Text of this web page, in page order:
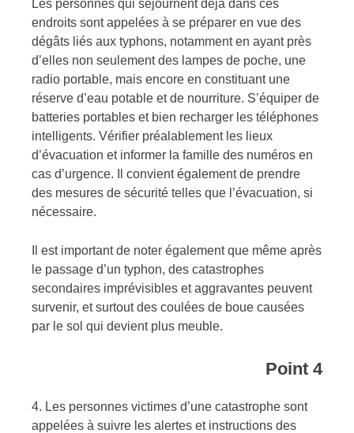
Les personnes qui séjournent déjà dans ces
endroits sont appelées à se préparer en vue des
dégâts liés aux typhons, notamment en ayant près
d’elles non seulement des lampes de poche, une
radio portable, mais encore en constituant une
réserve d’eau potable et de nourriture. S’équiper de
batteries portables et bien recharger les téléphones
intelligents. Vérifier préalablement les lieux
d’évacuation et informer la famille des numéros en
cas d’urgence. Il convient également de prendre
des mesures de sécurité telles que l’évacuation, si
nécessaire.
Il est important de noter également que même après
le passage d’un typhon, des catastrophes
secondaires imprévisibles et aggravantes peuvent
survenir, et surtout des coulées de boue causées
par le sol qui devient plus meuble.
Point 4
4. Les personnes victimes d’une catastrophe sont
appelées à suivre les alertes et instructions des